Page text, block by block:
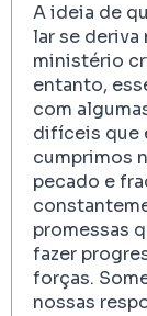
A ideia de
lar se
ministério
entanto,
com
difíceis que
cumprimos
pecado e
promessas
fazer
forças.
nossas